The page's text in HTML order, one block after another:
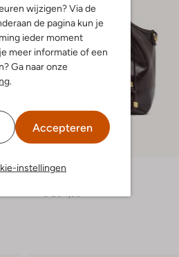
wijzigen? Via de
de pagina kun je
ieder moment
meer informatie of een
Ga naar onze
.
Accepteren
instellingen
Nieuw
Gianni Chiarini
€ 234,99